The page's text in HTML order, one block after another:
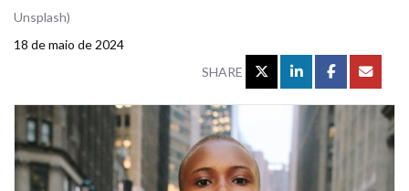
Unsplash)
18 de maio de 2024
SHARE